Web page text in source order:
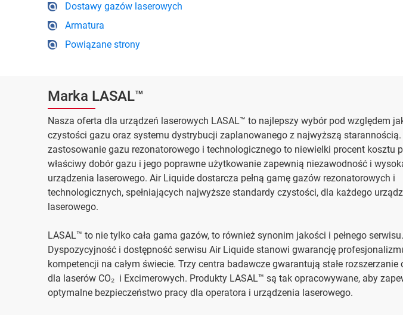
Dostawy gazów laserowych
Armatura
Powiązane strony
Marka LASAL™
Nasza oferta dla urządzeń laserowych LASAL™ to najlepszy wybór pod względem
czystości gazu oraz systemu dystrybucji zaplanowanego z najwyższą
zastosowanie gazu rezonatorowego i technologicznego to niewielki procent kosztu
właściwy dobór gazu i jego poprawne użytkowanie zapewnią niezawodność i
urządzenia laserowego. Air Liquide dostarcza pełną gamę gazów rezonatorowych i
technologicznych, spełniających najwyższe standardy czystości, dla każdego
laserowego.
LASAL™ to nie tylko cała gama gazów, to również synonim jakości i pełnego serwisu.
Dyspozycyjność i dostępność serwisu Air Liquide stanowi gwarancję
kompetencji na całym świecie. Trzy centra badawcze gwarantują stałe rozszerzanie
dla laserów CO₂ i Excimerowych. Produkty LASAL™ są tak opracowywane, aby
optymalne bezpieczeństwo pracy dla operatora i urządzenia laserowego.